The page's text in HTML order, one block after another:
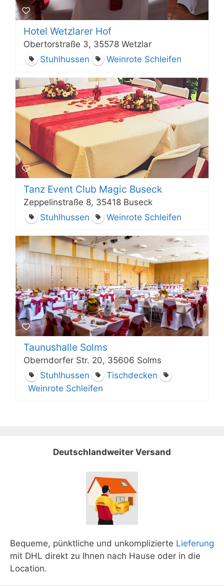
Hotel Wetzlarer Hof
Obertorstraße 3, 35578 Wetzlar
Stuhlhussen
Weinrote Schleifen
Tanz Event Club Magic Buseck
Zeppelinstraße 8, 35418 Buseck
Stuhlhussen
Weinrote Schleifen
Taunushalle Solms
Oberndorfer Str. 20, 35606 Solms
Stuhlhussen
Tischdecken
Weinrote Schleifen
Deutschlandweiter Versand
Bequeme, pünktliche und unkomplizierte Lieferung
mit DHL direkt zu Ihnen nach Hause oder in die
Location.